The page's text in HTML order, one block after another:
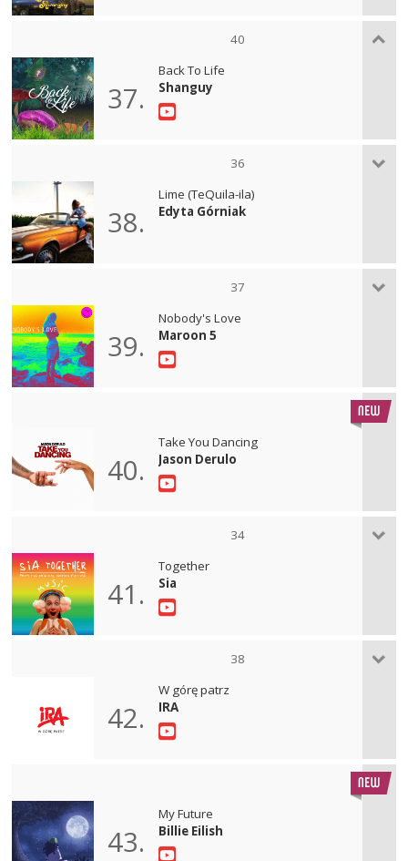
40
37.
Back To Life
Shanguy
36
38.
Lime (TeQuila-ila)
Edyta Górniak
37
39.
Nobody's Love
Maroon 5
40.
Take You Dancing
Jason Derulo
34
41.
Together
Sia
38
42.
W górę patrz
IRA
43.
My Future
Billie Eilish